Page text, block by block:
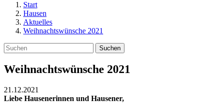
Start
Hausen
Aktuelles
Weihnachtswünsche 2021
Suchen
Weihnachtswünsche 2021
21.12.2021
Liebe Hausenerinnen und Hausener,